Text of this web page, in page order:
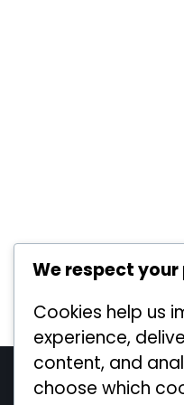
Legal
We respect
Cookies help us
experience,
content, and
choose which